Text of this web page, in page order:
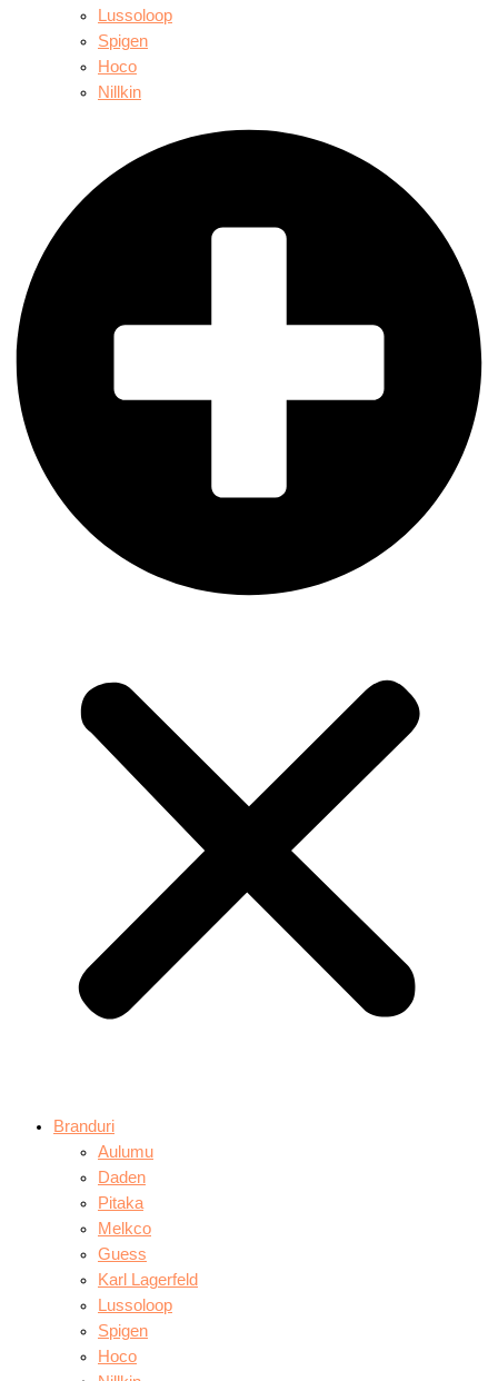
Lussoloop
Spigen
Hoco
Nillkin
Branduri
Aulumu
Daden
Pitaka
Melkco
Guess
Karl Lagerfeld
Lussoloop
Spigen
Hoco